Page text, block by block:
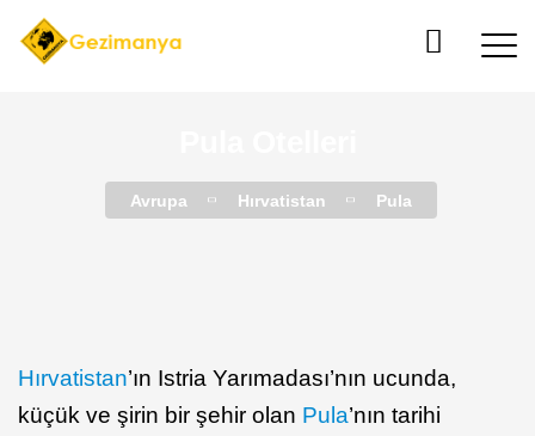
Avrupa Hırvatistan Pula
Hırvatistan’ın Istria Yarımadası’nın ucunda,
küçük ve şirin bir şehir olan Pula’nın tarihi